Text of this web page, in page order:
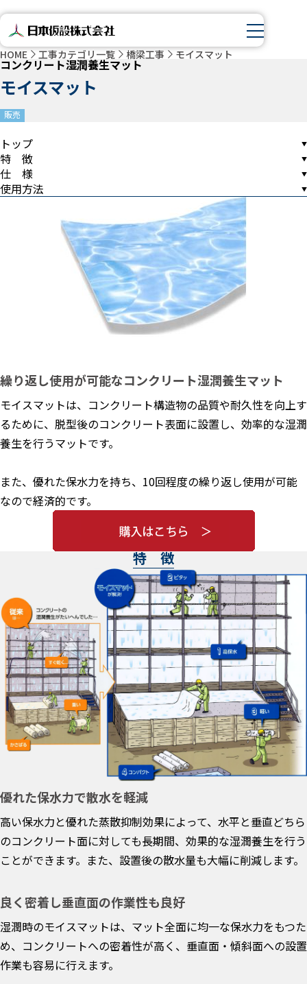
HOME 工事カテゴリ一覧 橋梁工事 モイスマット
コンクリート湿潤養生マット
モイスマット
販売
トップ
特 徴
仕 様
使用方法
繰り返し使用が可能なコンクリート湿潤養生マット
モイスマットは、コンクリート構造物の品質や耐久性を向上す
るために、脱型後のコンクリート表面に設置し、効率的な湿潤
養生を行うマットです。
また、優れた保水力を持ち、10回程度の繰り返し使用が可能
なので経済的です。
特 徴
優れた保水力で散水を軽減
高い保水力と優れた蒸散抑制効果によって、水平と垂直どちら
のコンクリート面に対しても長期間、効果的な湿潤養生を行う
ことができます。また、設置後の散水量も大幅に削減します。
良く密着し垂直面の作業性も良好
湿潤時のモイスマットは、マット全面に均一な保水力をもつた
め、コンクリートへの密着性が高く、垂直面・傾斜面への設置
作業も容易に行えます。